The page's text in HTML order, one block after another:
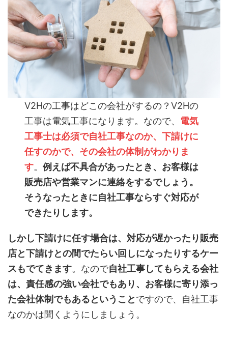
V2Hの工事はどこの会社がするの？V2Hの
工事は電気工事になります。なので、 電気
工事士は必須で自社工事なのか、下請けに
任すのかで、その会社の体制がわかりま
す。例えば不具合があったとき、お客様は
販売店や営業マンに連絡をするでしょう。
そうなったときに自社工事ならすぐ対応が
できたりします。
しかし下請けに任す場合は、対応が遅かったり販売
店と下請けとの間でたらい回しになったりするケー
スもでてきます。なので自社工事してもらえる会社
は、責任感の強い会社でもあり、お客様に寄り添っ
た会社体制でもあるということですので、自社工事
なのかは聞くようにしましょう。